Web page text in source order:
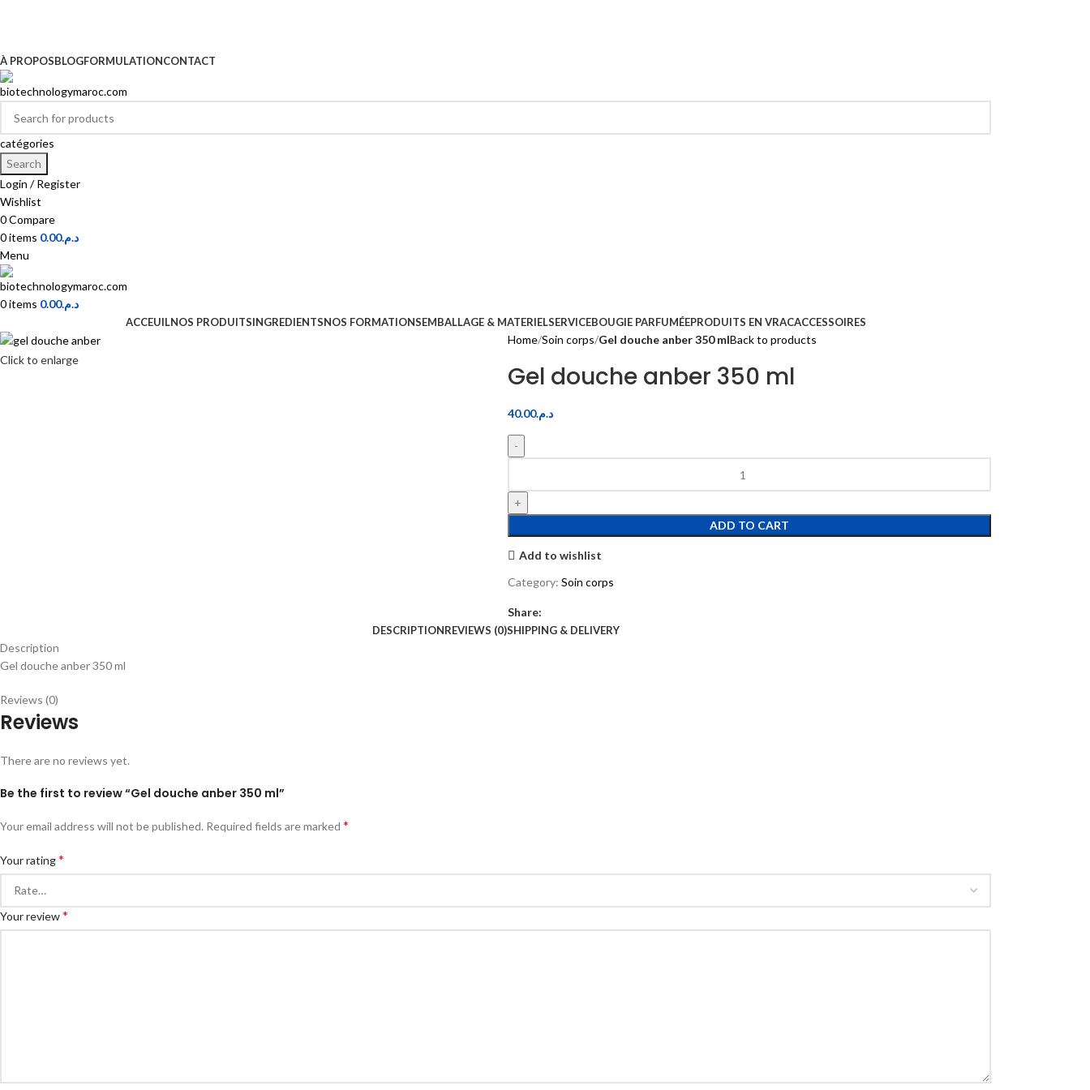
À PROPOSBLOGFORMULATIONCONTACT
catégories
Search
Login / Register
Wishlist
0Compare
0items د.م.0.00
Menu
0items د.م.0.00
ACCEUILNOS PRODUITSINGREDIENTSNOS FORMATIONSEMBALLAGE & MATERIELSERVICEBOUGIE PARFUMÉEPRODUITS EN VRACACCESSOIRES
Click to enlarge
Home Soin corps Gel douche anber 350 mlBack to products
Gel douche anber 350 ml
د.م.40.00
ADD TO CART
Add to wishlist
Category: Soin corps
Share:
DESCRIPTIONREVIEWS (0)SHIPPING & DELIVERY
Description
Gel douche anber 350 ml
Reviews (0)
Reviews
There are no reviews yet.
Be the first to review “Gel douche anber 350 ml”
Your email address will not be published. Required fields are marked *
Your rating*
Your review*